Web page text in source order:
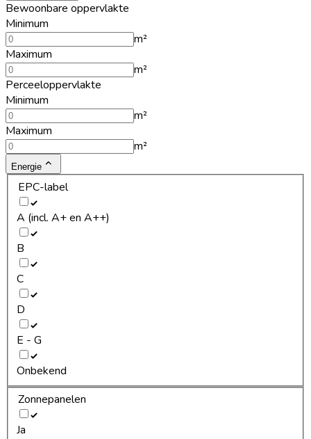
Bewoonbare oppervlakte
Minimum
m²
Maximum
m²
Perceeloppervlakte
Minimum
m²
Maximum
m²
Energie
EPC-label
A (incl. A+ en A++)
B
C
D
E - G
Onbekend
Zonnepanelen
Ja